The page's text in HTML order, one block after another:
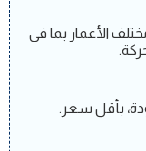
الأعمار بما فى
بأقل سعر.